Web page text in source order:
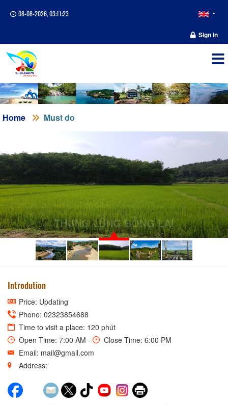
08-08-2026, 03:11:23
Sign in
Home Must do
THUNG LŨNG BỒNG LAI
Introdution
Price: Updating
Phone: 02323854688
Time to visit a place: 120 phút
Open Time: 7:00 AM -
Close Time: 6:00 PM
Email: mail@gmail.com
Address: